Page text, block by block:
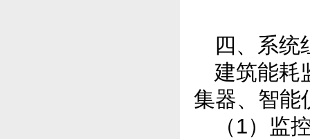
四、系统
建筑能耗
集器、智能
（1）监